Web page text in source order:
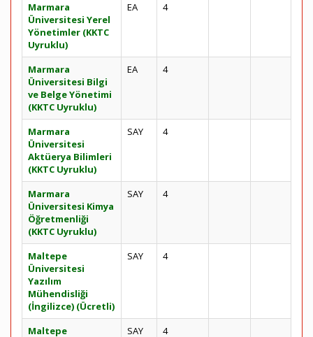
Marmara
Üniversitesi Yerel
Yönetimler (KKTC
Uyruklu)
EA 4
Marmara
Üniversitesi Bilgi
ve Belge Yönetimi
(KKTC Uyruklu)
EA 4
Marmara
Üniversitesi
Aktüerya Bilimleri
(KKTC Uyruklu)
SAY 4
Marmara
Üniversitesi Kimya
Öğretmenliği
(KKTC Uyruklu)
SAY 4
Maltepe
Üniversitesi
Yazılım
Mühendisliği
(İngilizce) (Ücretli)
SAY 4
Maltepe
SAY 4